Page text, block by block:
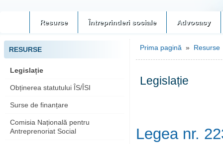
Resurse Întreprinderi sociale Advocacy
RESURSE
Legislație
Obținerea statutului ÎS/ÎSI
Surse de finanțare
Comisia Națională pentru
Antreprenoriat Social
Prima pagină » Resurse
Legislație
Legea nr.